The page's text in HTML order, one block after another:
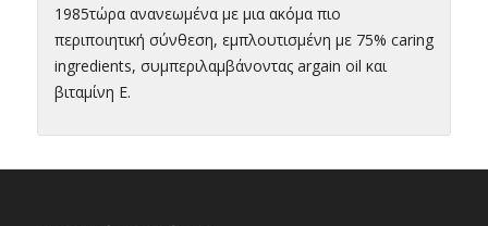
1985τώρα ανανεωμένα με μια ακόμα πιο
περιποιητική σύνθεση, εμπλουτισμένη με 75% caring
ingredients, συμπεριλαμβάνοντας argain oil και
βιταμίνη Ε.